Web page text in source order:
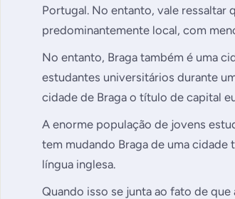
Portugal. No entanto, vale ressaltar
predominantemente local, com
No entanto, Braga também é uma
estudantes universitários durante
cidade de Braga o título de capital
A enorme população de jovens
tem mudando Braga de uma
língua inglesa.
Quando isso se junta ao fato de